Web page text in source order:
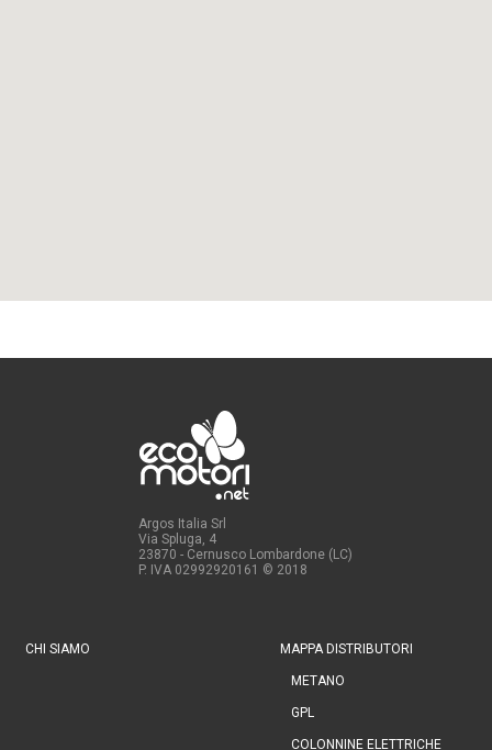
Argos Italia Srl
Via Spluga, 4
23870 - Cernusco Lombardone (LC)
P. IVA 02992920161 © 2018
CHI SIAMO MAPPA DISTRIBUTORI
METANO
GPL
COLONNINE ELETTRICHE